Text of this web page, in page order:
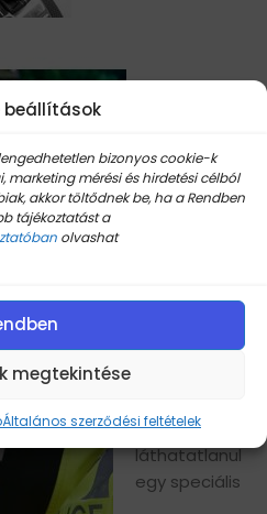
beállítások
bizonyos cookie-k
marketing mérési és hirdetési célból
akkor töltődnek be, ha a Rendben
tájékoztatást a
olvashat
megtekintése
Általános szerződési feltételek
Láthatatlan
teljesen
láthatatlanul
egy speciális